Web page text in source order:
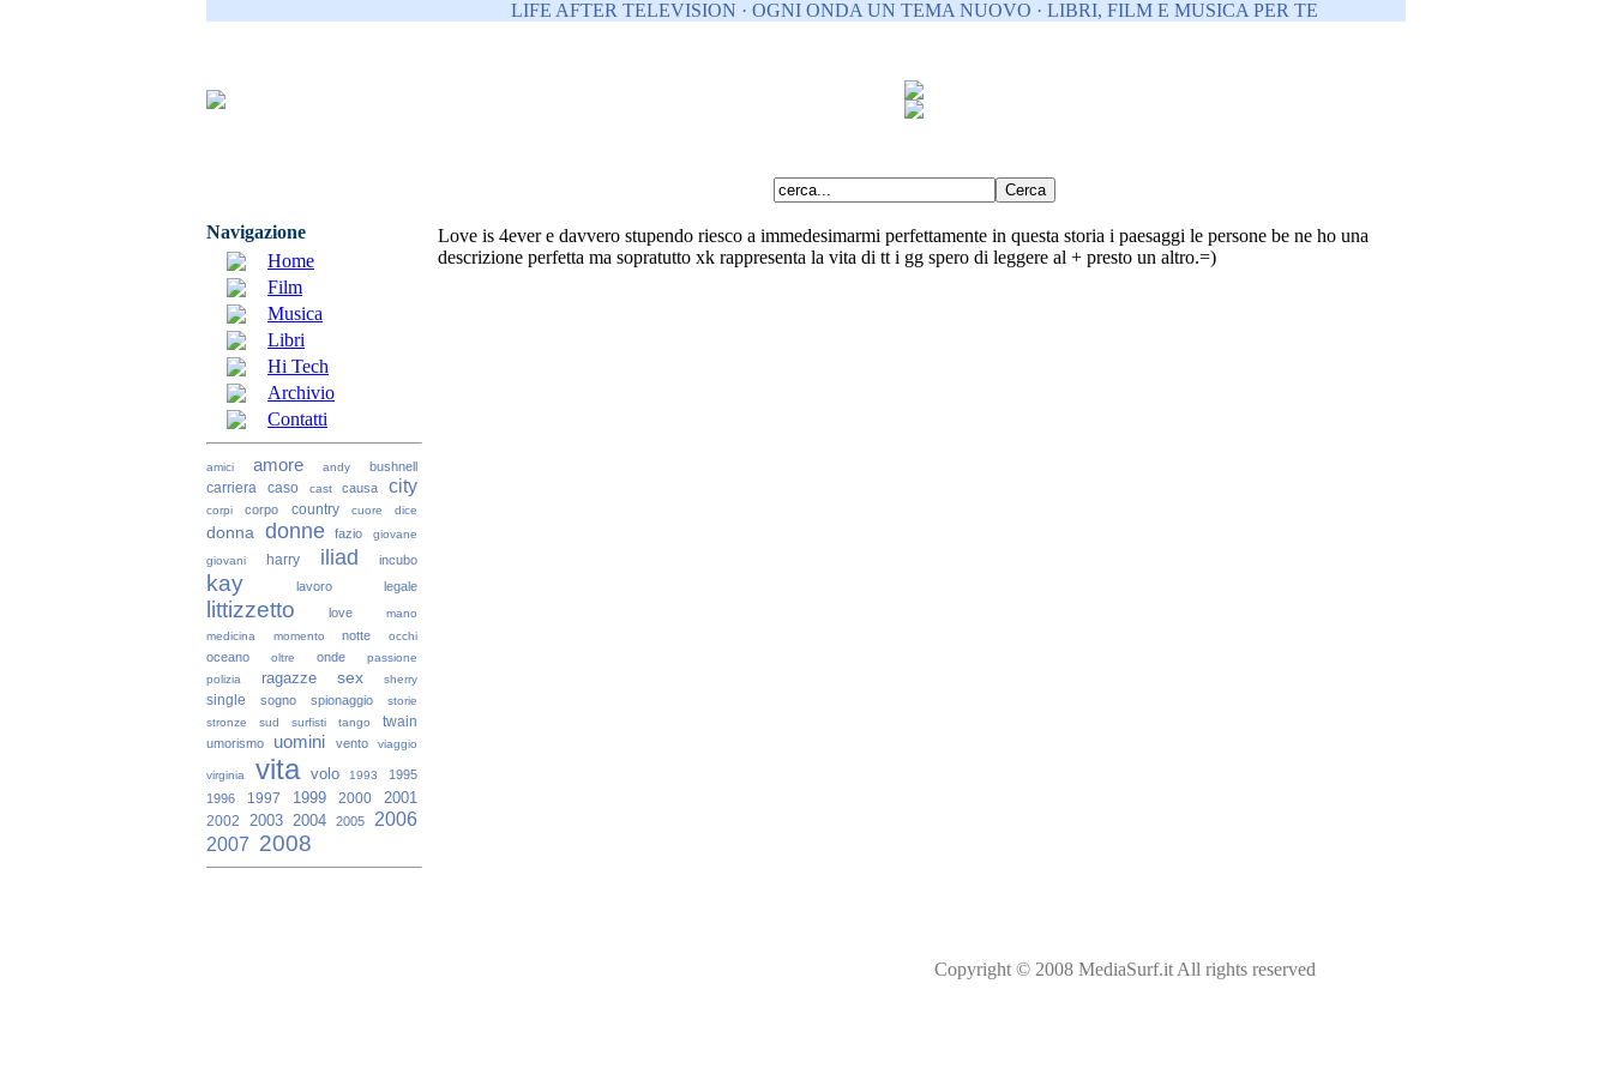
LIFE AFTER TELEVISION · OGNI ONDA UN TEMA NUOVO · LIBRI, FILM E MUSICA PER TE
Navigazione
Home
Film
Musica
Libri
Hi Tech
Archivio
Contatti
amici amore andy bushnell
carriera caso cast causa city
corpi corpo country cuore dice
donna donne fazio
giovane
giovani
harry iliad incubo
kay lavoro legale
littizzetto love
mano
medicina
momento notte occhi
oceano oltre onde
passione
polizia
ragazze sex sherry
single sogno spionaggio
storie
stronze
sud surfisti tango
twain
umorismo
uomini vento viaggio
virginia vita volo 1993
1995
1996
1997 1999 2000 2001
2002 2003 2004 2005
2006
2007 2008
Love is 4ever e davvero stupendo riesco a immedesimarmi perfettamente in questa storia i paesaggi le persone be ne ho una
descrizione perfetta ma sopratutto xk rappresenta la vita di tt i gg spero di leggere al + presto un altro.=)
Copyright © 2008 MediaSurf.it All rights reserved